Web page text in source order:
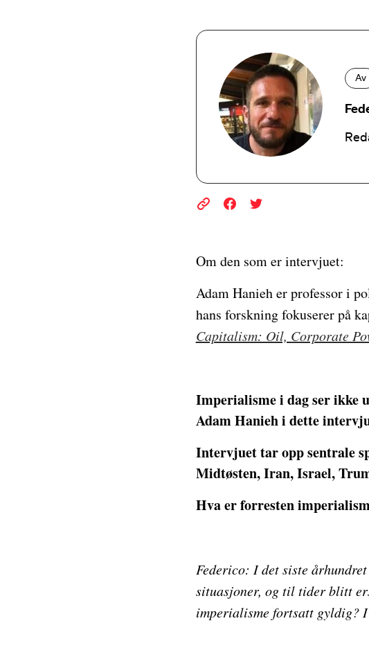
Av
Om den som er intervjuet:
Adam Hanieh er professor i
hans forskning fokuserer på
Capitalism: Oil, Corporate
Imperialisme i dag ser ikke
Adam Hanieh i dette
Intervjuet tar opp sentrale
Midtøsten, Iran, Israel,
Hva er forresten
Federico: I det siste
situasjoner, og til tider blitt
imperialisme fortsatt gyldig?